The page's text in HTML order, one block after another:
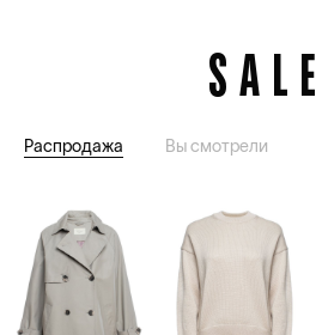
Распродажа Вы смотрели
SALE